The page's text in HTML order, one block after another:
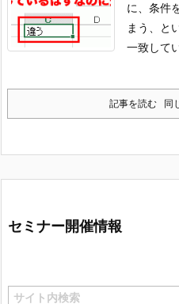
に、 条件
まう、
と
一致して
記事を読む 同
セミナー開催情報